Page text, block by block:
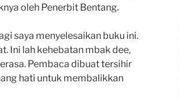
oleh Penerbit Bentang.
saya menyelesaikan buku ini.
Ini lah kehebatan mbak dee,
Pembaca dibuat tersihir
hati untuk membalikkan